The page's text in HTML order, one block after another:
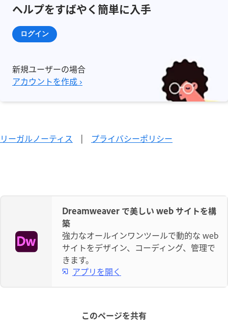
ヘルプをすばやく簡単に入手
ログイン
新規ユーザーの場合
アカウントを作成 ›
リーガルノーティス | プライバシーポリシー
Dreamweaver で美しい web サイトを構
築
強力なオールインワンツールで動的な web
サイトをデザイン、コーディング、管理で
きます。
アプリを開く
このページを共有